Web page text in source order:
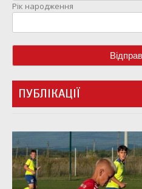
Рік народження
ПУБЛІКАЦІЇ